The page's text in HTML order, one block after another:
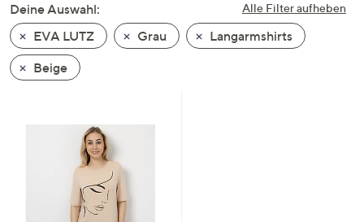
nach
unten
oder
wischen
Alle Filter aufheben
Deine Auswahl:
EVA LUTZ
Grau
Langarmshirts
Beige